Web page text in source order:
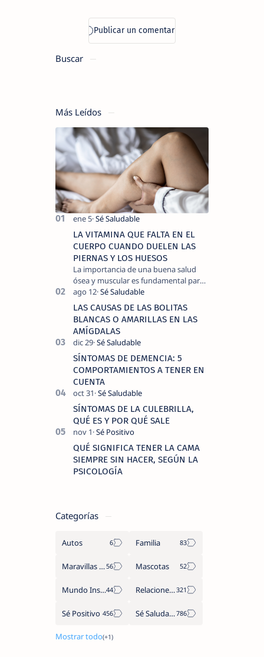
Buscar
Más Leídos
LA VITAMINA QUE FALTA EN EL
CUERPO CUANDO DUELEN LAS
PIERNAS Y LOS HUESOS
La importancia de una buena salud
ósea y muscular es fundamental para
llevar una vida activa y sin dolor,
cuando experimentamos dolor en las
piernas …
LAS CAUSAS DE LAS BOLITAS
BLANCAS O AMARILLAS EN LAS
AMÍGDALAS
SÍNTOMAS DE DEMENCIA: 5
COMPORTAMIENTOS A TENER EN
CUENTA
SÍNTOMAS DE LA CULEBRILLA,
QUÉ ES Y POR QUÉ SALE
QUÉ SIGNIFICA TENER LA CAMA
SIEMPRE SIN HACER, SEGÚN LA
PSICOLOGÍA
Categorías
Autos Familia
Maravillas del Mundo Mascotas
Mundo Insólito Relaciones de Parejas
Sé Positivo Sé Saludable